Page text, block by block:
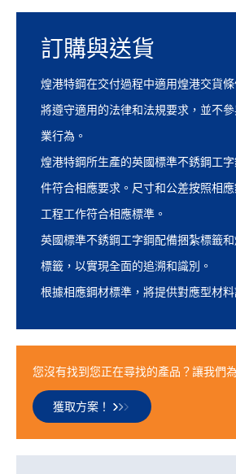
訂購與送貨
煌港特鋼在交付過程中適用煌港交貨
將遵守適用的法律和法規要求，並不
業行為。
煌港特鋼所生產的英國標準不銹鋼工
件符合相應要求。尺寸和公差按照相應
工程工作符合相應標準。
英國標準不銹鋼工字鋼配備捆紮標籤
標籤，以實現全面的追溯和識別。
根據相應鋼材標準，將提供對應型材料
您沒有找到您正在尋找的產品？讓我們
獲取方案！